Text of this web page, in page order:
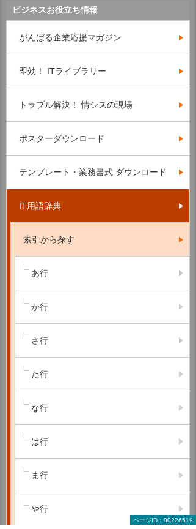
ページID：00226519
ビジネスお役立ち情報
がんばる企業応援マガジン
即効！ ITライブラリー
トラブル解決！ 情シスの現場
ポスターダウンロード
テンプレート・業務書式 ダウンロード
IT用語辞典
索引から探す
あ行
か行
さ行
た行
な行
は行
ま行
や行